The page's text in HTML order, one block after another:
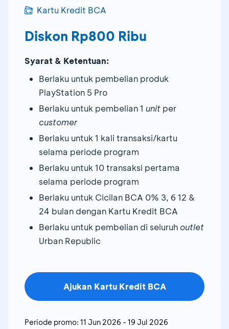
Kartu Kredit BCA
Diskon Rp800 Ribu
Syarat & Ketentuan:
Berlaku untuk pembelian produk
PlayStation 5 Pro
Berlaku untuk pembelian 1 unit per
customer
Berlaku untuk 1 kali transaksi/kartu
selama periode program
Berlaku untuk 10 transaksi pertama
selama periode program
Berlaku untuk Cicilan BCA 0% 3, 6 12 &
24 bulan dengan Kartu Kredit BCA
Berlaku untuk pembelian di seluruh outlet
Urban Republic
Ajukan Kartu Kredit BCA
Periode promo: 11 Jun 2026 - 19 Jul 2026